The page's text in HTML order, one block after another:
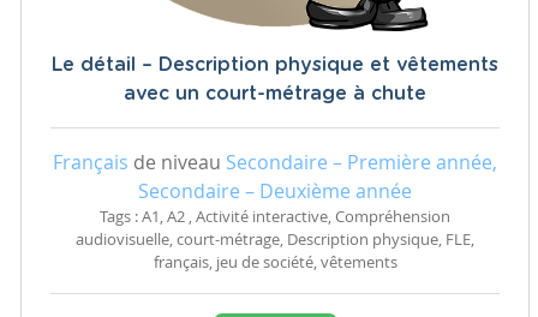
Le détail – Description physique et vêtements
avec un court-métrage à chute
Français de niveau Secondaire – Première année,
Secondaire – Deuxième année
Tags : A1, A2 , Activité interactive, Compréhension
audiovisuelle, court-métrage, Description physique, FLE,
français, jeu de société, vêtements